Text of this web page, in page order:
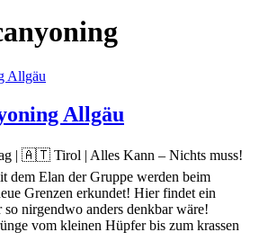
Allgäu
| 🇦🇹 Tirol | Alles Kann – Nichts muss!
dem Elan der Gruppe werden beim
Grenzen erkundet! Hier findet ein
so nirgendwo anders denkbar wäre!
vom kleinen Hüpfer bis zum krassen